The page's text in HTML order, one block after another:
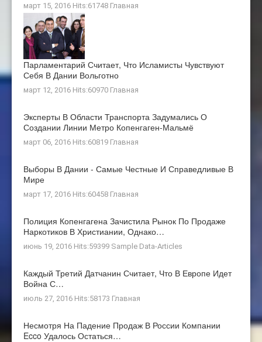
март 15, 2016 Hits:61748 Главная
Парламентарий Считает, Что Исламисты Чувствуют
Себя В Дании Вольготно
март 12, 2016 Hits:60970 Главная
Эксперты В Области Транспорта Задумались О
Создании Линии Метро Копенгаген-Мальмё
март 06, 2016 Hits:60819 Главная
Выборы В Дании - Самые Честные И Справедливые В
Мире
март 17, 2016 Hits:60458 Главная
Полиция Копенгагена Зачистила Рынок По Продаже
Наркотиков В Христиании, Однако…
июнь 19, 2016 Hits:59399 Sample Data-Articles
Каждый Третий Датчанин Считает, Что В Европе Идет
Война С…
июль 27, 2016 Hits:58173 Главная
Несмотря На Падение Продаж В России Компании
Ecco Удалось Остаться…